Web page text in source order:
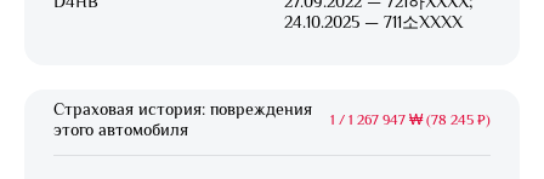
24.10.2025 — 711소XXXX
Страховая история: повреждения
этого автомобиля
1 / 1 267 947 ₩ (78 245 ₽)